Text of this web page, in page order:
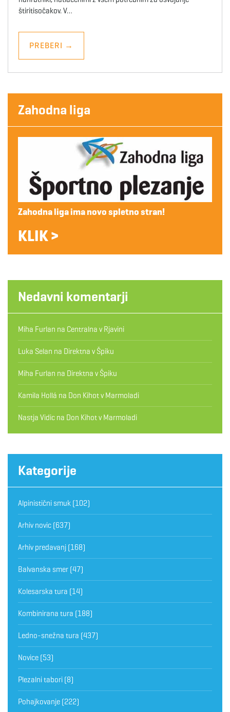
štiritisočakov. V…
PREBERI →
Zahodna liga
Zahodna liga ima novo spletno stran!
KLIK >
Nedavni komentarji
Miha Furlan na Centralna v Rjavini
Luka Selan na Direktna v Špiku
Miha Furlan na Direktna v Špiku
Kamila Hollá na Don Kihot v Marmoladi
Nastja Vidic na Don Kihot v Marmoladi
Kategorije
Alpinistični smuk (102)
Arhiv novic (637)
Arhiv predavanj (168)
Balvanska smer (47)
Kolesarska tura (14)
Kombinirana tura (188)
Ledno-snežna tura (437)
Novice (53)
Plezalni tabori (8)
Pohajkovanje (222)